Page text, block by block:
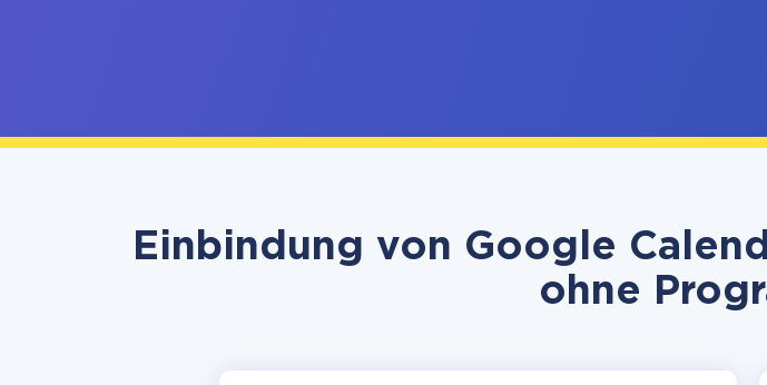
Einbindung von Google
ohne